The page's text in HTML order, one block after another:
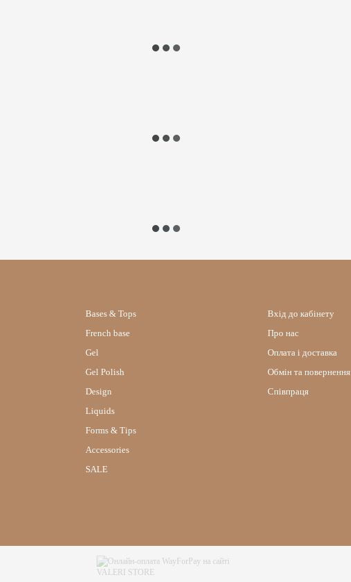
Bases & Tops
French base
Gel
Gel Polish
Design
Liquids
Forms & Tips
Accessories
SALE
Вхід до кабінету
Про нас
Оплата і доставка
Обмін та повернення
Співпраця